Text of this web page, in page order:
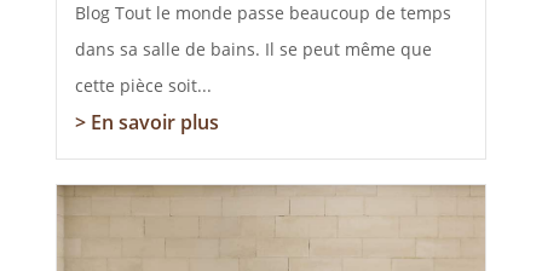
Blog Tout le monde passe beaucoup de temps
dans sa salle de bains. Il se peut même que
cette pièce soit...
> En savoir plus